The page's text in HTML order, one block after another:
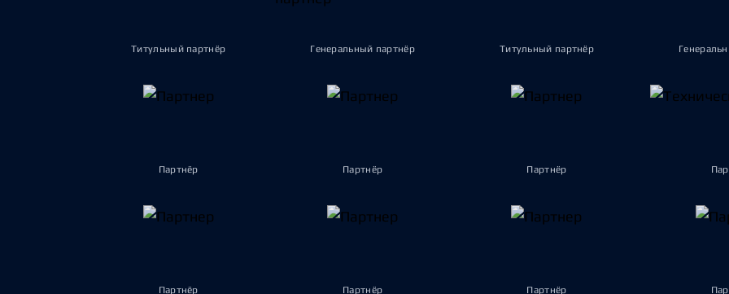
Титульный партнёр Генеральный партнёр Титульный партнёр
Партнёр Партнёр Партнёр
Партнёр Партнёр Партнёр